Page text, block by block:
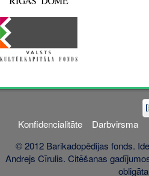
Konfidencialitāte
Darbvirsma
© 2012 Barikadopēdijas fonds.
Andrejs Cīrulis. Citēšanas